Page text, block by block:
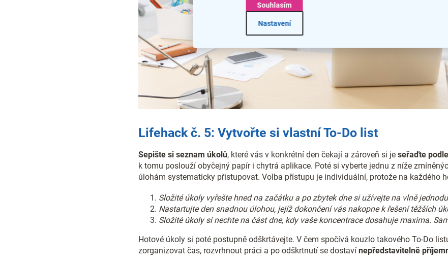
Nastavení
Souhlasím
Lifehack č. 5: Vytvořte si vlastní To-Do list
Sepište si seznam úkolů, které vás v konkrétní den čekají a zároveň si je seřaďte
k tomu poslouží obyčejný papír i chytrá aplikace. Poté si vyberte jednu z níže
úlohám systematicky přistupovat. Volba přístupu je individuální, protože na každého
Složité úkoly vyřešte hned na začátku a po zbytek dne si užívejte na vlně
Nastartujte den snadnou úlohou, jejíž dokončení vás nakopne k řešení těžších
Složité úkoly si nechte na část dne, kdy vaše koncentrace dosahuje maxima.
Hotové úkoly si poté postupně odškrtávejte. V čem spočívá kouzlo takového To-Do
zorganizovat čas, rozvrhnout práci a po odškrtnutí se dostaví nepředstavitelně